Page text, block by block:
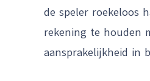
de speler roekeloos
rekening te houden
aansprakelijkheid in